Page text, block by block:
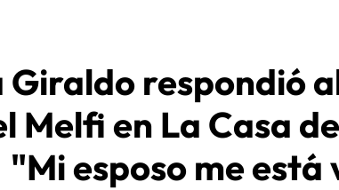
Giraldo respondió
Melfi en La Casa
"Mi esposo me está